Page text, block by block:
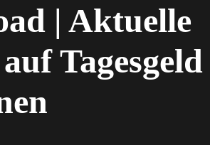
| Aktuelle
Tagesgeld